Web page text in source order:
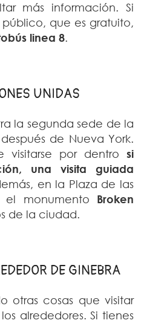
más información. Si
que es gratuito,
linea 8.
UNIDAS
la segunda sede de la
de Nueva York.
visitarse por dentro si
una visita guiada
en la Plaza de las
el monumento Broken
de la ciudad.
DE GINEBRA
otras cosas que visitar
alrededores. Si tienes